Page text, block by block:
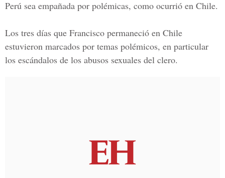
Perú sea empañada por polémicas, como ocurrió en Chile.
Los tres días que Francisco permaneció en Chile
estuvieron marcados por temas polémicos, en particular
los escándalos de los abusos sexuales del clero.